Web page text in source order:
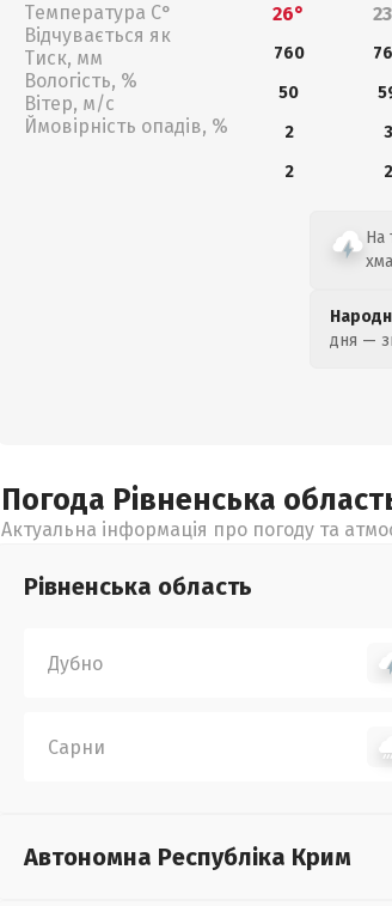
Температура С°
Відчувається як
Тиск, мм
Вологість, %
Вітер, м/с
Ймовірність опадів, %
26°
760
50
2
3
2
2
На
дня —
Погода Рівненська
Актуальна інформація про погоду та
Рівненська область
Дубно
Сарни
Автономна Республіка Крим